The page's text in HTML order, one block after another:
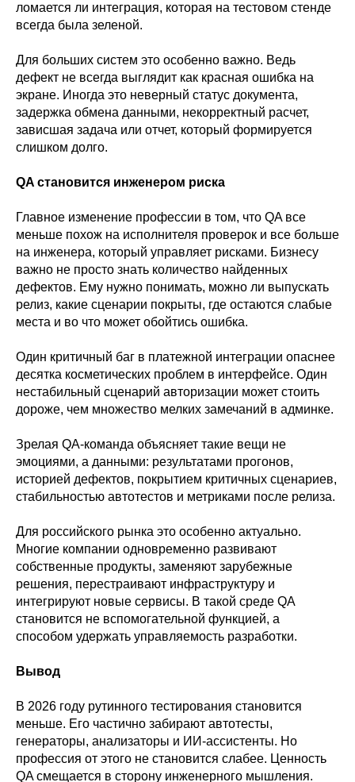
ломается ли интеграция, которая на тестовом стенде
всегда была зеленой.
Для больших систем это особенно важно. Ведь
дефект не всегда выглядит как красная ошибка на
экране. Иногда это неверный статус документа,
задержка обмена данными, некорректный расчет,
зависшая задача или отчет, который формируется
слишком долго.
QA становится инженером риска
Главное изменение профессии в том, что QA все
меньше похож на исполнителя проверок и все больше
на инженера, который управляет рисками. Бизнесу
важно не просто знать количество найденных
дефектов. Ему нужно понимать, можно ли выпускать
релиз, какие сценарии покрыты, где остаются слабые
места и во что может обойтись ошибка.
Один критичный баг в платежной интеграции опаснее
десятка косметических проблем в интерфейсе. Один
нестабильный сценарий авторизации может стоить
дороже, чем множество мелких замечаний в админке.
Зрелая QA-команда объясняет такие вещи не
эмоциями, а данными: результатами прогонов,
историей дефектов, покрытием критичных сценариев,
стабильностью автотестов и метриками после релиза.
Для российского рынка это особенно актуально.
Многие компании одновременно развивают
собственные продукты, заменяют зарубежные
решения, перестраивают инфраструктуру и
интегрируют новые сервисы. В такой среде QA
становится не вспомогательной функцией, а
способом удержать управляемость разработки.
Вывод
В 2026 году рутинного тестирования становится
меньше. Его частично забирают автотесты,
генераторы, анализаторы и ИИ-ассистенты. Но
профессия от этого не становится слабее. Ценность
QA смещается в сторону инженерного мышления.